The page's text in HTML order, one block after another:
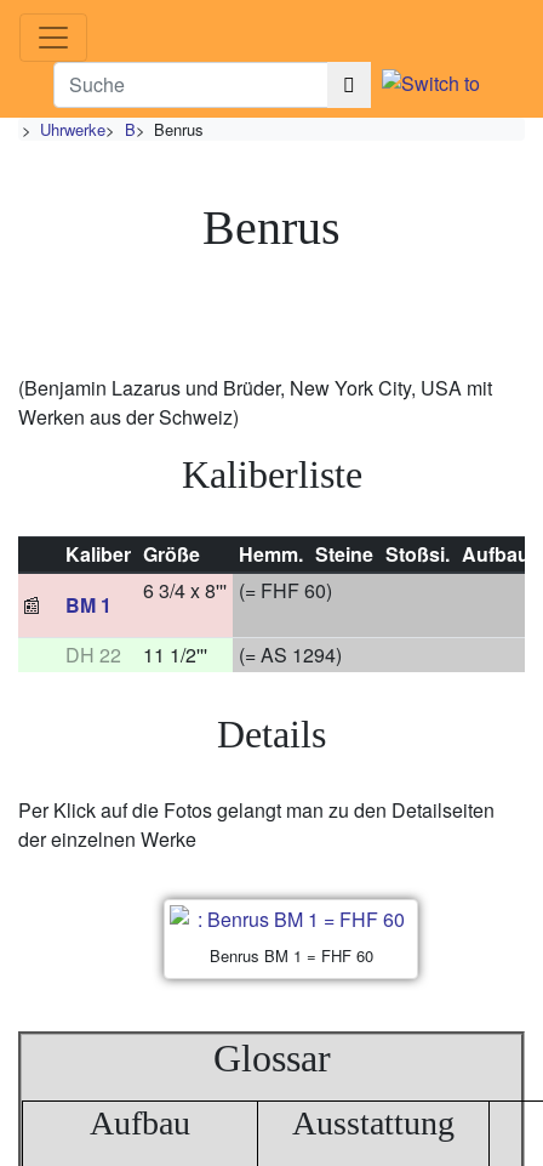
> Uhrwerke> B> Benrus
Benrus
(Benjamin Lazarus und Brüder, New York City, USA mit
Werken aus der Schweiz)
Kaliberliste
Kaliber Größe Hemm. Steine Stoßsi. Aufbau
📰
BM 1
6 3/4 x 8''' (= FHF 60)
DH 22 11 1/2''' (= AS 1294)
Details
Per Klick auf die Fotos gelangt man zu den Detailseiten
der einzelnen Werke
Benrus BM 1 = FHF 60
Glossar
Aufbau Ausstattung